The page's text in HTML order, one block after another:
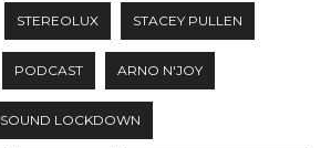
STEREOLUX STACEY PULLEN
PODCAST ARNO N'JOY
SOUND LOCKDOWN